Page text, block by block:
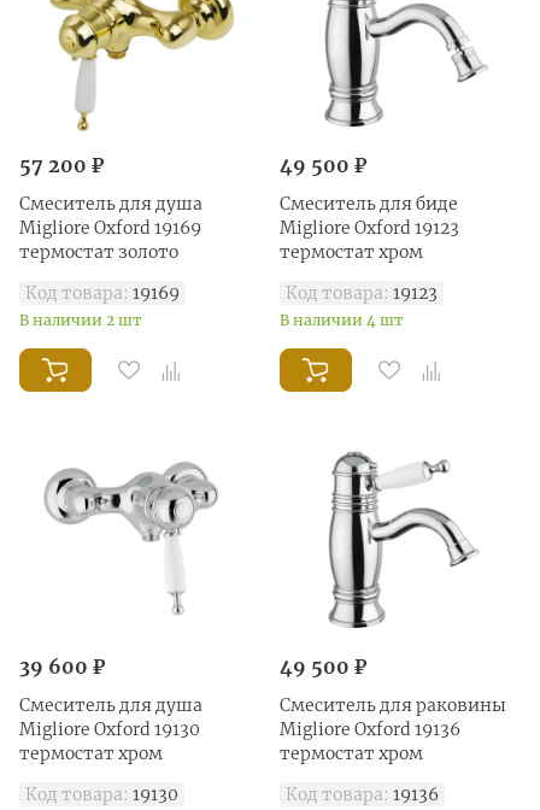
57 200 ₽
Смеситель для душа
Migliore Oxford 19169
термостат золото
Код товара: 19169
В наличии 2 шт
49 500 ₽
Смеситель для биде
Migliore Oxford 19123
термостат хром
Код товара: 19123
В наличии 4 шт
39 600 ₽
Смеситель для душа
Migliore Oxford 19130
термостат хром
Код товара: 19130
49 500 ₽
Смеситель для раковины
Migliore Oxford 19136
термостат хром
Код товара: 19136